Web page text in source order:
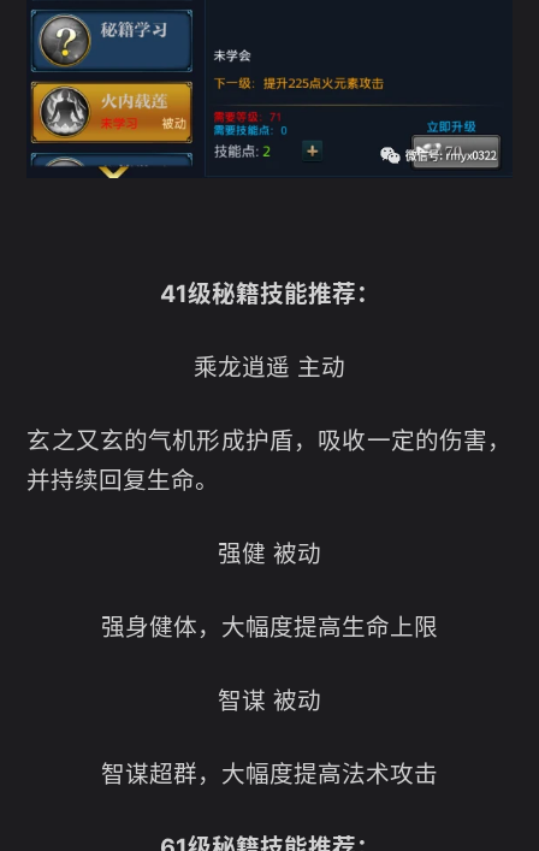
41级秘籍技能推荐：
乘龙逍遥 主动
玄之又玄的气机形成护盾，吸收一定的伤害，
并持续回复生命。
强健 被动
强身健体，大幅度提高生命上限
智谋 被动
智谋超群，大幅度提高法术攻击